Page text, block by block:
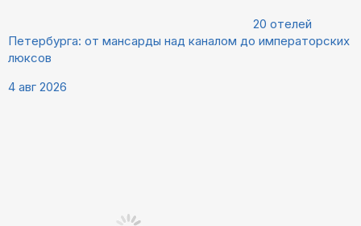
20 отелей
Петербурга: от мансарды над каналом до императорских
люксов
4 авг 2026